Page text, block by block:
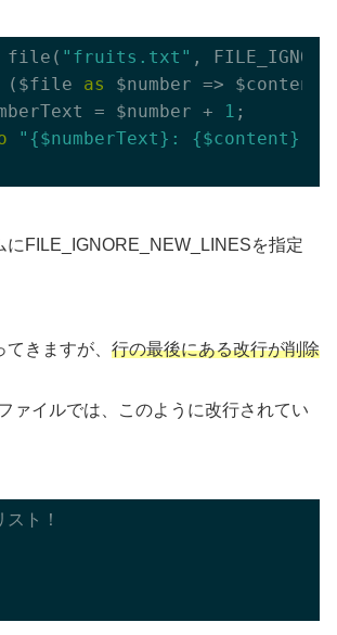
file( "fruits.txt"
($file as
$number =>
= $number +
1 ;
"{$numberText}: {$content}"
にFILE_IGNORE_NEW_LINESを指定
きますが、 行の最後にある改行が削除
ァイルでは、このように改行されてい
ト！